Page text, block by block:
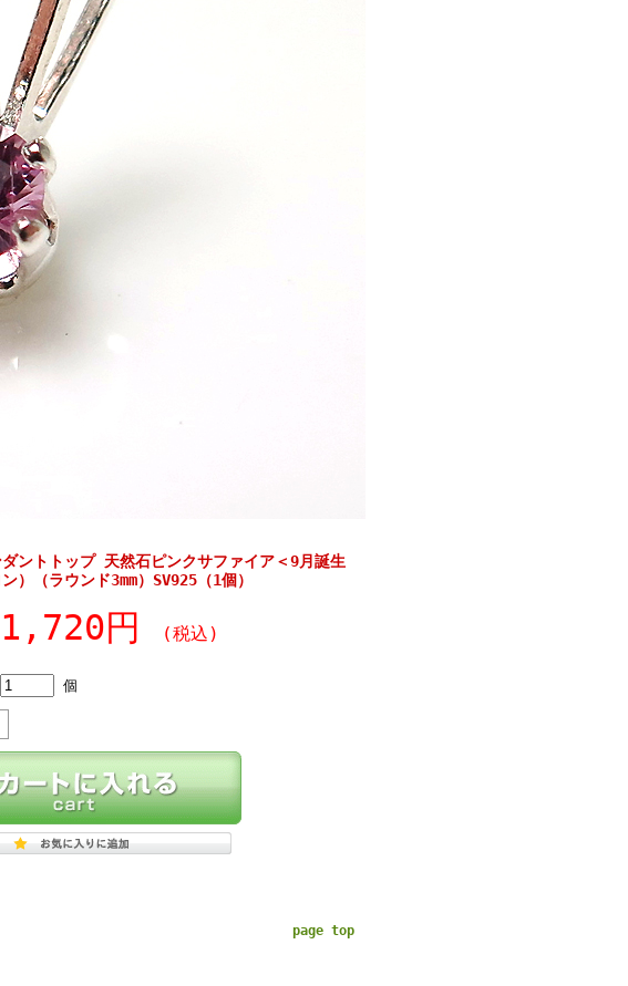
ントトップ 天然石ピンクサファイア＜9月誕生
）（ラウンド3mm）SV925（1個）
1,720円 (税込)
個
page top